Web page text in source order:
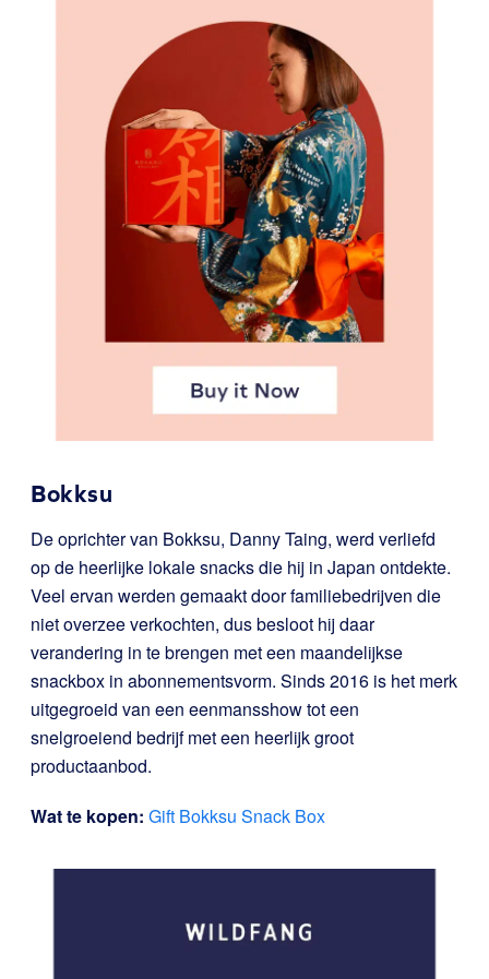
Bokksu
De oprichter van Bokksu, Danny Taing, werd verliefd
op de heerlijke lokale snacks die hij in Japan ontdekte.
Veel ervan werden gemaakt door familiebedrijven die
niet overzee verkochten, dus besloot hij daar
verandering in te brengen met een maandelijkse
snackbox in abonnementsvorm. Sinds 2016 is het merk
uitgegroeid van een eenmansshow tot een
snelgroeiend bedrijf met een heerlijk groot
productaanbod.
Wat te kopen: Gift Bokksu Snack Box